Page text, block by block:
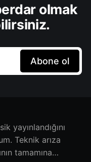
olmak
Abone ol
yayınlandığını